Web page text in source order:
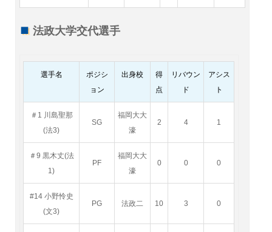
法政大学交代選手
選手名
ポジシ
ョン
出身校
得
点
リバウン
ド
アシス
ト
＃1 川島聖那
(法3)
SG
福岡大大
濠
2 4 1
＃9 黒木丈(法
1)
PF
福岡大大
濠
0 0 0
#14 小野怜史
(文3)
PG 法政二 10 3 0